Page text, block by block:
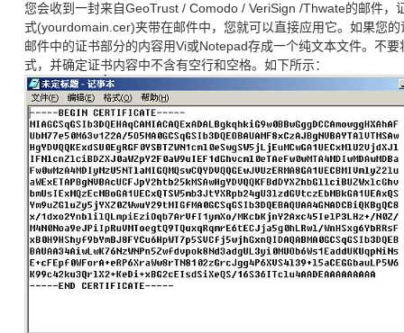
您会收到一封来自GeoTrust / Comodo / VeriSign /Thwate的邮件，
式(yourdomain.cer)夹带在邮件中，您就可以直接应用它。如果您
邮件中的证书部分的内容用Vi或Notepad存成一个纯文本文件。不
式，并确定证书内容中不含有空行和空格。如下所示：